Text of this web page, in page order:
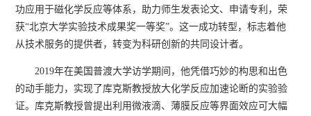
功应用于磁化学反应等体系，助力师生发表论文、申请专利，荣
获“北京大学实验技术成果奖一等奖”。这一成功转型，标志着他
从技术服务的提供者，转变为科研创新的共同设计者。
2019年在美国普渡大学访学期间，他凭借巧妙的构思和出色
的动手能力，实现了库克斯教授放大化学反应加速论断的实验验
证。库克斯教授曾提出利用微液滴、薄膜反应等界面效应可大幅